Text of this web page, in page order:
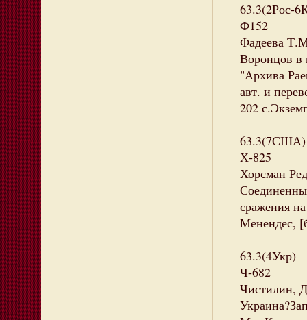
63.3(2Рос-
Ф152
Фадеева
Воронцов в
"Архива
авт. и
202
63.3(7США)
Х-825
Хорсман
сражения
Менендес,
63.3(4Укр)
Ч-682
Чистилин,